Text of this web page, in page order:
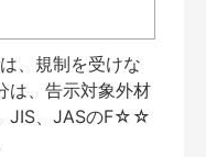
、規制を受けな
は、告示対象外材
JIS、JASのF☆☆